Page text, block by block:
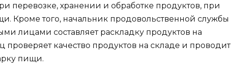
перевозке, хранении и обработке продуктов, при
Кроме того, начальник продовольственной службы
лицами составляет раскладку продуктов на
проверяет качество продуктов на складе и проводит
пищи.